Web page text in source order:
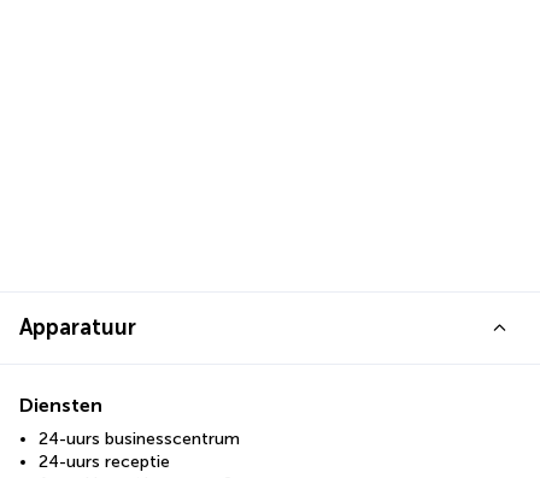
Apparatuur
Diensten
24-uurs businesscentrum
24-uurs receptie